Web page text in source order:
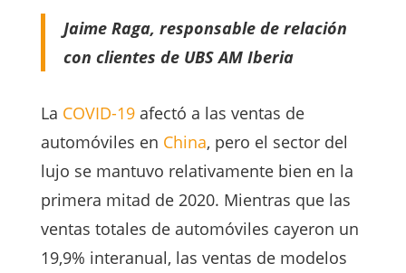
Jaime Raga, responsable de relación
con clientes de UBS AM Iberia
La COVID-19afectó a las ventas de
automóviles en China, pero el sector del
lujo se mantuvo relativamente bien en la
primera mitad de 2020. Mientras que las
ventas totales de automóviles cayeron un
19,9% interanual, las ventas de modelos